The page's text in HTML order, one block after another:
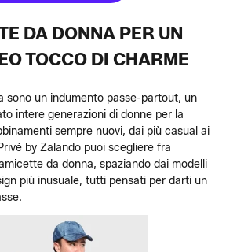
DA DONNA PER UN
TOCCO DI CHARME
sono un indumento passe-partout, un
intere generazioni di donne per la
sempre nuovi, dai più casual ai
by Zalando puoi scegliere fra
da donna, spaziando dai modelli
più inusuale, tutti pensati per darti un